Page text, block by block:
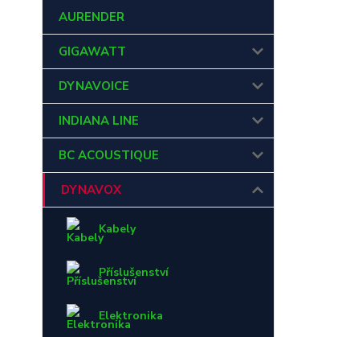
AURENDER
GIGAWATT
DYNAVOICE
INDIANA LINE
BC ACOUSTIQUE
DYNAVOX
Kabely
Příslušenství
Elektronika